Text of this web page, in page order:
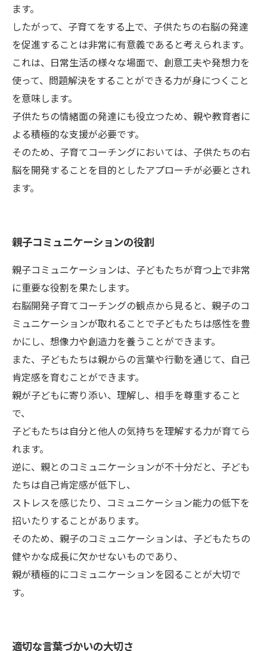
ます。
したがって、子育てをする上で、子供たちの右脳の発達
を促進することは非常に有意義であると考えられます。
これは、日常生活の様々な場面で、創意工夫や発想力を
使って、問題解決をすることができる力が身につくこと
を意味します。
子供たちの情緒面の発達にも役立つため、親や教育者に
よる積極的な支援が必要です。
そのため、子育てコーチングにおいては、子供たちの右
脳を開発することを目的としたアプローチが必要とされ
ます。
親子コミュニケーションの役割
親子コミュニケーションは、子どもたちが育つ上で非常
に重要な役割を果たします。
右脳開発子育てコーチングの観点から見ると、親子のコ
ミュニケーションが取れることで子どもたちは感性を豊
かにし、想像力や創造力を養うことができます。
また、子どもたちは親からの言葉や行動を通じて、自己
肯定感を育むことができます。
親が子どもに寄り添い、理解し、相手を尊重すること
で、
子どもたちは自分と他人の気持ちを理解する力が育てら
れます。
逆に、親とのコミュニケーションが不十分だと、子ども
たちは自己肯定感が低下し、
ストレスを感じたり、コミュニケーション能力の低下を
招いたりすることがあります。
そのため、親子のコミュニケーションは、子どもたちの
健やかな成長に欠かせないものであり、
親が積極的にコミュニケーションを図ることが大切で
す。
適切な言葉づかいの大切さ